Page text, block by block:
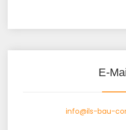
E-
info@ils-bau-